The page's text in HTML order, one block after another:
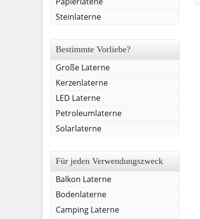
Steinlaterne
Bestimmte Vorliebe?
Große Laterne
Kerzenlaterne
LED Laterne
Petroleumlaterne
Solarlaterne
Für jeden Verwendungszweck
Balkon Laterne
Bodenlaterne
Camping Laterne